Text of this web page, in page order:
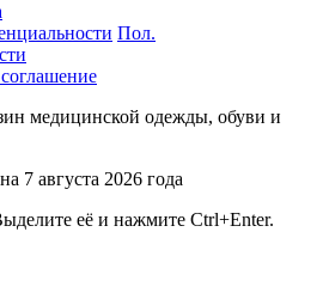
Пол.
медицинской одежды, обуви и
7 августа 2026 года
её и нажмите Ctrl+Enter.